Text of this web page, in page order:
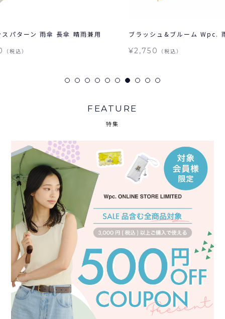
用 ブラッシュ&ブルーム Wpc. 雨傘...
ブルー
FEATURE
特集